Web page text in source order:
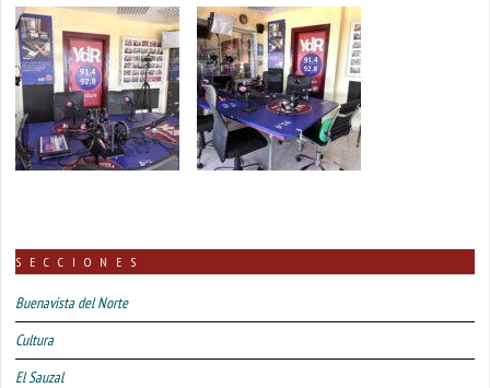
SECCIONES
Buenavista del Norte
Cultura
El Sauzal